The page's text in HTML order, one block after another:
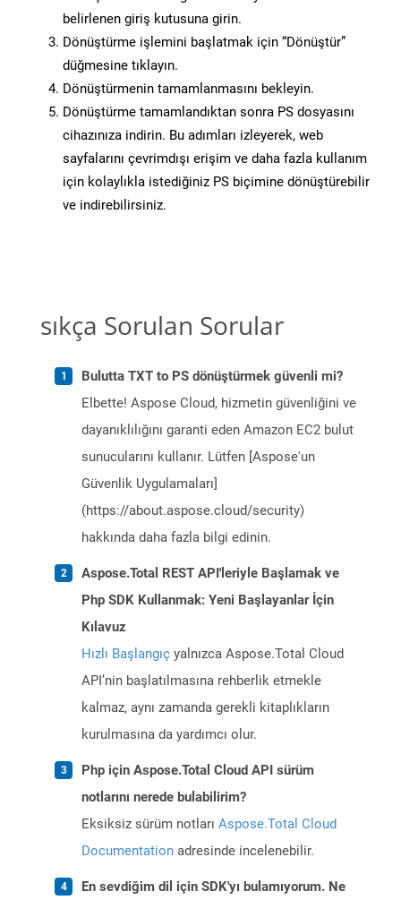
belirlenen giriş kutusuna girin.
Dönüştürme işlemini başlatmak için “Dönüştür”
düğmesine tıklayın.
Dönüştürmenin tamamlanmasını bekleyin.
Dönüştürme tamamlandıktan sonra PS dosyasını
cihazınıza indirin. Bu adımları izleyerek, web
sayfalarını çevrimdışı erişim ve daha fazla kullanım
için kolaylıkla istediğiniz PS biçimine dönüştürebilir
ve indirebilirsiniz.
sıkça Sorulan Sorular
Bulutta TXT to PS dönüştürmek güvenli mi?
Elbette! Aspose Cloud, hizmetin güvenliğini ve
dayanıklılığını garanti eden Amazon EC2 bulut
sunucularını kullanır. Lütfen [Aspose'un
Güvenlik Uygulamaları]
(https://about.aspose.cloud/security)
hakkında daha fazla bilgi edinin.
Aspose.Total REST API'leriyle Başlamak ve
Php SDK Kullanmak: Yeni Başlayanlar İçin
Kılavuz
Hızlı Başlangıç yalnızca Aspose.Total Cloud
API’nin başlatılmasına rehberlik etmekle
kalmaz, aynı zamanda gerekli kitaplıkların
kurulmasına da yardımcı olur.
Php için Aspose.Total Cloud API sürüm
notlarını nerede bulabilirim?
Eksiksiz sürüm notları Aspose.Total Cloud
Documentation adresinde incelenebilir.
En sevdiğim dil için SDK'yı bulamıyorum. Ne